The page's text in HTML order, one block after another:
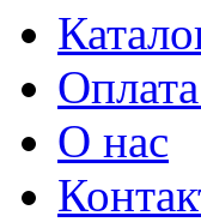
О нас